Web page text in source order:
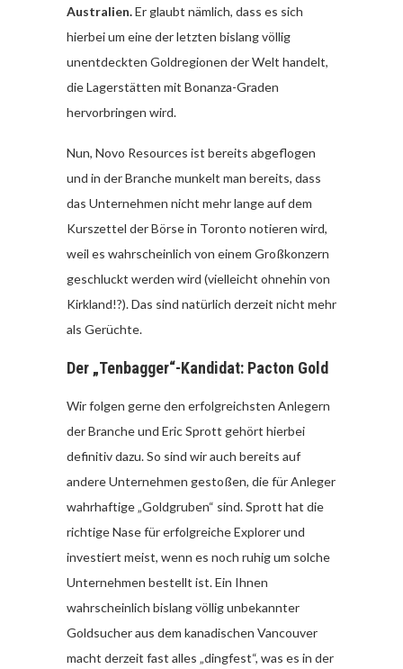
Australien.Er glaubt nämlich, dass es sich
hierbei um eine der letzten bislang völlig
unentdeckten Goldregionen der Welt handelt,
die Lagerstätten mit Bonanza-Graden
hervorbringen wird.
Nun, Novo Resources ist bereits abgeflogen
und in der Branche munkelt man bereits, dass
das Unternehmen nicht mehr lange auf dem
Kurszettel der Börse in Toronto notieren wird,
weil es wahrscheinlich von einem Großkonzern
geschluckt werden wird (vielleicht ohnehin von
Kirkland!?). Das sind natürlich derzeit nicht mehr
als Gerüchte.
Der „Tenbagger“-Kandidat: Pacton Gold
Wir folgen gerne den erfolgreichsten Anlegern
der Branche und Eric Sprott gehört hierbei
definitiv dazu. So sind wir auch bereits auf
andere Unternehmen gestoßen, die für Anleger
wahrhaftige „Goldgruben“ sind. Sprott hat die
richtige Nase für erfolgreiche Explorer und
investiert meist, wenn es noch ruhig um solche
Unternehmen bestellt ist. Ein Ihnen
wahrscheinlich bislang völlig unbekannter
Goldsucher aus dem kanadischen Vancouver
macht derzeit fast alles „dingfest“, was es in der